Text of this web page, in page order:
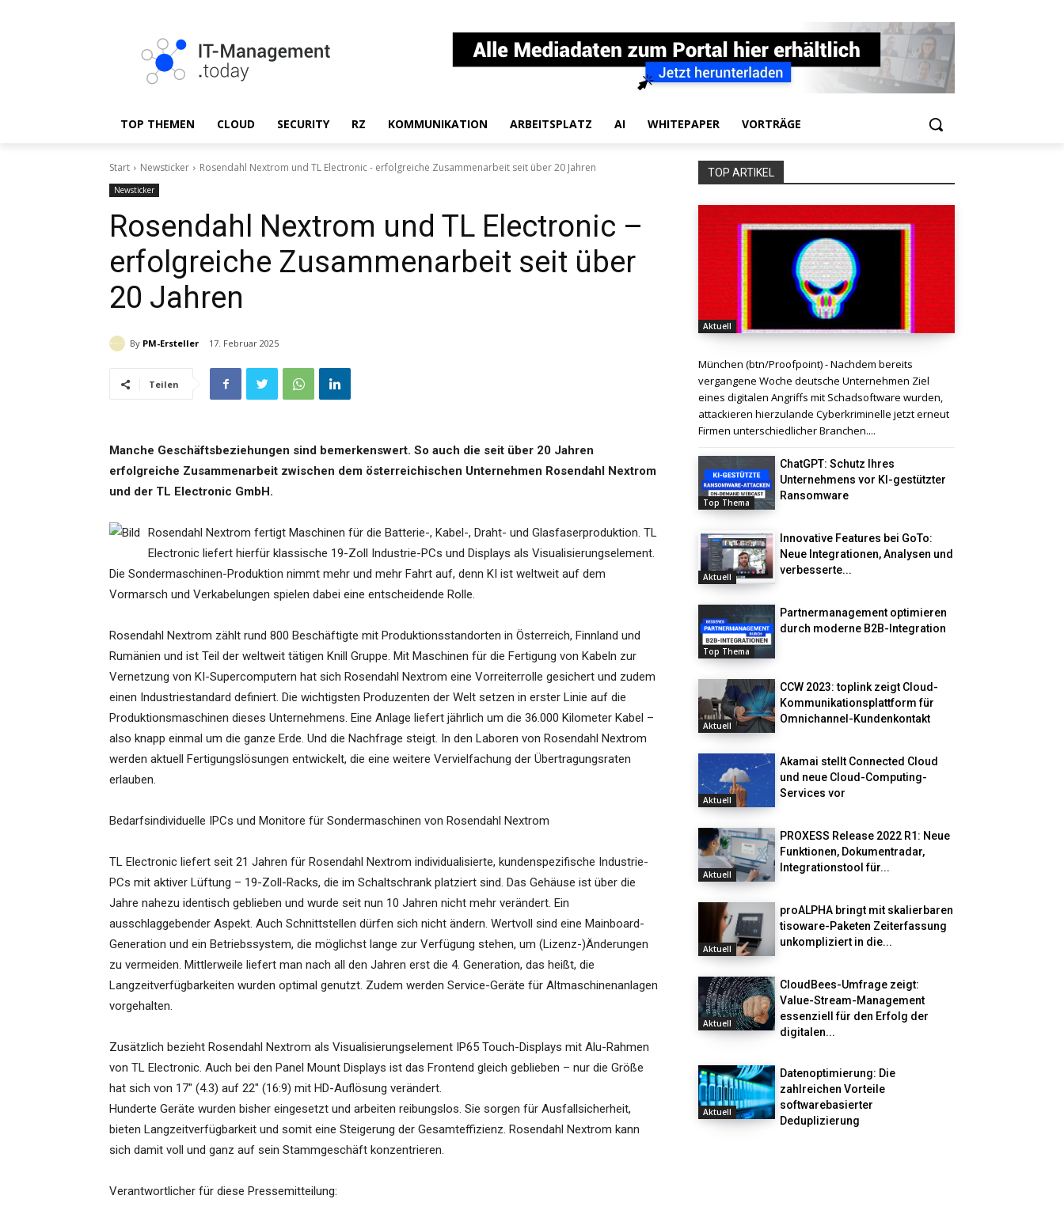
TOP THEMEN CLOUD SECURITY RZ KOMMUNIKATION ARBEITSPLATZ AI WHITEPAPER VORTRÄGE
Start Newsticker Rosendahl Nextrom und TL Electronic - erfolgreiche Zusammenarbeit seit über 20 Jahren
Newsticker
Rosendahl Nextrom und TL Electronic –
erfolgreiche Zusammenarbeit seit über
20 Jahren
By PM-Ersteller 17. Februar 2025
Teilen
Manche Geschäftsbeziehungen sind bemerkenswert. So auch die seit über 20 Jahren
erfolgreiche Zusammenarbeit zwischen dem österreichischen Unternehmen Rosendahl Nextrom
und der TL Electronic GmbH.
Rosendahl Nextrom fertigt Maschinen für die Batterie-, Kabel-, Draht- und Glasfaserproduktion. TL
Electronic liefert hierfür klassische 19-Zoll Industrie-PCs und Displays als Visualisierungselement.
Die Sondermaschinen-Produktion nimmt mehr und mehr Fahrt auf, denn KI ist weltweit auf dem
Vormarsch und Verkabelungen spielen dabei eine entscheidende Rolle.
Rosendahl Nextrom zählt rund 800 Beschäftigte mit Produktionsstandorten in Österreich, Finnland und
Rumänien und ist Teil der weltweit tätigen Knill Gruppe. Mit Maschinen für die Fertigung von Kabeln zur
Vernetzung von KI-Supercomputern hat sich Rosendahl Nextrom eine Vorreiterrolle gesichert und zudem
einen Industriestandard definiert. Die wichtigsten Produzenten der Welt setzen in erster Linie auf die
Produktionsmaschinen dieses Unternehmens. Eine Anlage liefert jährlich um die 36.000 Kilometer Kabel –
also knapp einmal um die ganze Erde. Und die Nachfrage steigt. In den Laboren von Rosendahl Nextrom
werden aktuell Fertigungslösungen entwickelt, die eine weitere Vervielfachung der Übertragungsraten
erlauben.
Bedarfsindividuelle IPCs und Monitore für Sondermaschinen von Rosendahl Nextrom
TL Electronic liefert seit 21 Jahren für Rosendahl Nextrom individualisierte, kundenspezifische Industrie-
PCs mit aktiver Lüftung – 19-Zoll-Racks, die im Schaltschrank platziert sind. Das Gehäuse ist über die
Jahre nahezu identisch geblieben und wurde seit nun 10 Jahren nicht mehr verändert. Ein
ausschlaggebender Aspekt. Auch Schnittstellen dürfen sich nicht ändern. Wertvoll sind eine Mainboard-
Generation und ein Betriebssystem, die möglichst lange zur Verfügung stehen, um (Lizenz-)Änderungen
zu vermeiden. Mittlerweile liefert man nach all den Jahren erst die 4. Generation, das heißt, die
Langzeitverfügbarkeiten wurden optimal genutzt. Zudem werden Service-Geräte für Altmaschinenanlagen
vorgehalten.
Zusätzlich bezieht Rosendahl Nextrom als Visualisierungselement IP65 Touch-Displays mit Alu-Rahmen
von TL Electronic. Auch bei den Panel Mount Displays ist das Frontend gleich geblieben – nur die Größe
hat sich von 17″ (4.3) auf 22″ (16:9) mit HD-Auflösung verändert.
Hunderte Geräte wurden bisher eingesetzt und arbeiten reibungslos. Sie sorgen für Ausfallsicherheit,
bieten Langzeitverfügbarkeit und somit eine Steigerung der Gesamteffizienz. Rosendahl Nextrom kann
sich damit voll und ganz auf sein Stammgeschäft konzentrieren.
Verantwortlicher für diese Pressemitteilung:
TOP ARTIKEL
Aktuell
München (btn/Proofpoint) - Nachdem bereits
vergangene Woche deutsche Unternehmen Ziel
eines digitalen Angriffs mit Schadsoftware wurden,
attackieren hierzulande Cyberkriminelle jetzt erneut
Firmen unterschiedlicher Branchen....
Top Thema
ChatGPT: Schutz Ihres
Unternehmens vor KI-gestützter
Ransomware
Aktuell
Innovative Features bei GoTo:
Neue Integrationen, Analysen und
verbesserte...
Top Thema
Partnermanagement optimieren
durch moderne B2B-Integration
Aktuell
CCW 2023: toplink zeigt Cloud-
Kommunikationsplattform für
Omnichannel-Kundenkontakt
Aktuell
Akamai stellt Connected Cloud
und neue Cloud-Computing-
Services vor
Aktuell
PROXESS Release 2022 R1: Neue
Funktionen, Dokumentradar,
Integrationstool für...
Aktuell
proALPHA bringt mit skalierbaren
tisoware-Paketen Zeiterfassung
unkompliziert in die...
Aktuell
CloudBees-Umfrage zeigt:
Value-Stream-Management
essenziell für den Erfolg der
digitalen...
Aktuell
Datenoptimierung: Die
zahlreichen Vorteile
softwarebasierter
Deduplizierung